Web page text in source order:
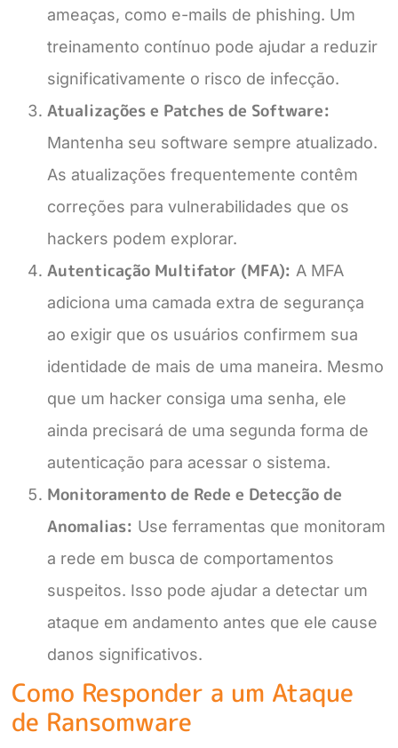
ameaças, como e-mails de phishing. Um
treinamento contínuo pode ajudar a reduzir
significativamente o risco de infecção.
Atualizações e Patches de Software:
Mantenha seu software sempre atualizado.
As atualizações frequentemente contêm
correções para vulnerabilidades que os
hackers podem explorar.
Autenticação Multifator (MFA): A MFA
adiciona uma camada extra de segurança
ao exigir que os usuários confirmem sua
identidade de mais de uma maneira. Mesmo
que um hacker consiga uma senha, ele
ainda precisará de uma segunda forma de
autenticação para acessar o sistema.
Monitoramento de Rede e Detecção de
Anomalias: Use ferramentas que monitoram
a rede em busca de comportamentos
suspeitos. Isso pode ajudar a detectar um
ataque em andamento antes que ele cause
danos significativos.
Como Responder a um Ataque
de Ransomware